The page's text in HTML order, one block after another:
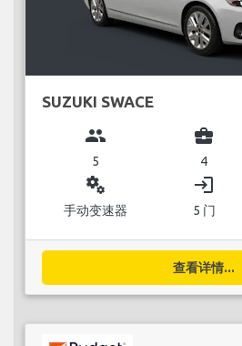
SUZUKI SWACE
group
5
business_center
4
miscellaneous_services
手动变速器
login
5 门
查看详情...